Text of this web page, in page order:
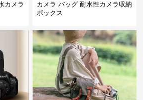
カメラ
カメラ バッグ 耐水性カメラ収納
ボックス